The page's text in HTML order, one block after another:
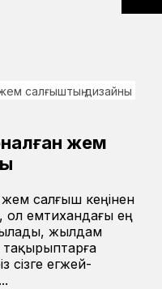
жем
салғыш кеңінен
ол емтихандағы ең
жылдам
сізге егжей-